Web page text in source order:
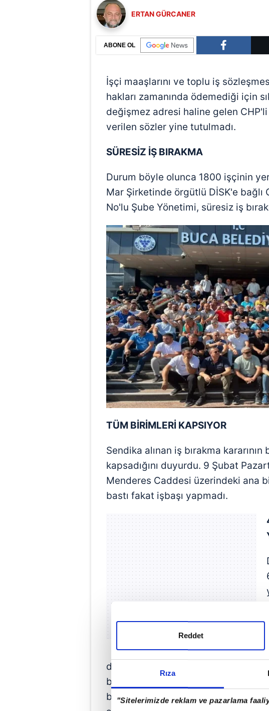
Rıza
"Sitelerimizde reklam ve pazarlama
Reddet
ERTAN GÜRCANER
ABONE OL
İşçi maaşlarını ve toplu iş
hakları zamanında ödemediği için
değişmez adresi haline gelen
verilen sözler yine tutulmadı.
SÜRESİZ İŞ BIRAKMA
Durum böyle olunca 1800 işçinin
Mar Şirketinde örgütlü DİSK'e bağlı
No'lu Şube Yönetimi, süresiz iş
TÜM BİRİMLERİ KAPSIYOR
Sendika alınan iş bırakma
kapsadığını duyurdu. 9 Şubat
Menderes Caddesi üzerindeki ana
bastı fakat işbaşı yapmadı.
dikkat çekildi. Belediye çatısı
bırakma eyleminin 9 Şubat 2026
başladığını duyuran sendika